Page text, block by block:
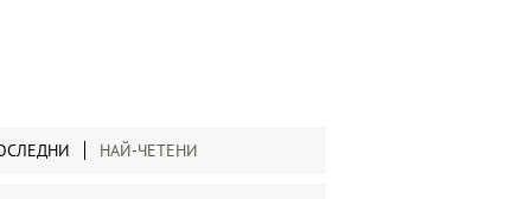
НАЙ-ЧЕТЕНИ